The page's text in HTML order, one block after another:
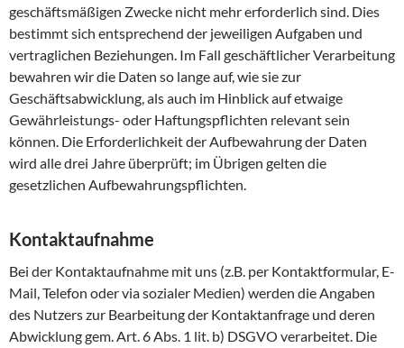
geschäftsmäßigen Zwecke nicht mehr erforderlich sind. Dies
bestimmt sich entsprechend der jeweiligen Aufgaben und
vertraglichen Beziehungen. Im Fall geschäftlicher Verarbeitung
bewahren wir die Daten so lange auf, wie sie zur
Geschäftsabwicklung, als auch im Hinblick auf etwaige
Gewährleistungs- oder Haftungspflichten relevant sein
können. Die Erforderlichkeit der Aufbewahrung der Daten
wird alle drei Jahre überprüft; im Übrigen gelten die
gesetzlichen Aufbewahrungspflichten.
Kontaktaufnahme
Bei der Kontaktaufnahme mit uns (z.B. per Kontaktformular, E-
Mail, Telefon oder via sozialer Medien) werden die Angaben
des Nutzers zur Bearbeitung der Kontaktanfrage und deren
Abwicklung gem. Art. 6 Abs. 1 lit. b) DSGVO verarbeitet. Die